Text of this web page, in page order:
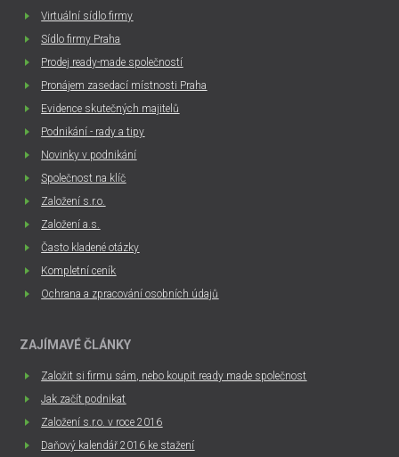
Virtuální sídlo firmy
Sídlo firmy Praha
Prodej ready-made společností
Pronájem zasedací místnosti Praha
Evidence skutečných majitelů
Podnikání - rady a tipy
Novinky v podnikání
Společnost na klíč
Založení s.r.o.
Založení a.s.
Často kladené otázky
Kompletní ceník
Ochrana a zpracování osobních údajů
ZAJÍMAVÉ ČLÁNKY
Založit si firmu sám, nebo koupit ready made společnost
Jak začít podnikat
Založení s.r.o. v roce 2016
Daňový kalendář 2016 ke stažení